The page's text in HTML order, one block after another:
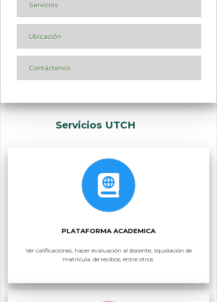
Servicios
Ubicación
Contáctenos
Servicios UTCH
PLATAFORMA ACADEMICA
Ver calificaciones, hacer evaluación al docente, liquidación de
matrícula, de recibos, entre otros.